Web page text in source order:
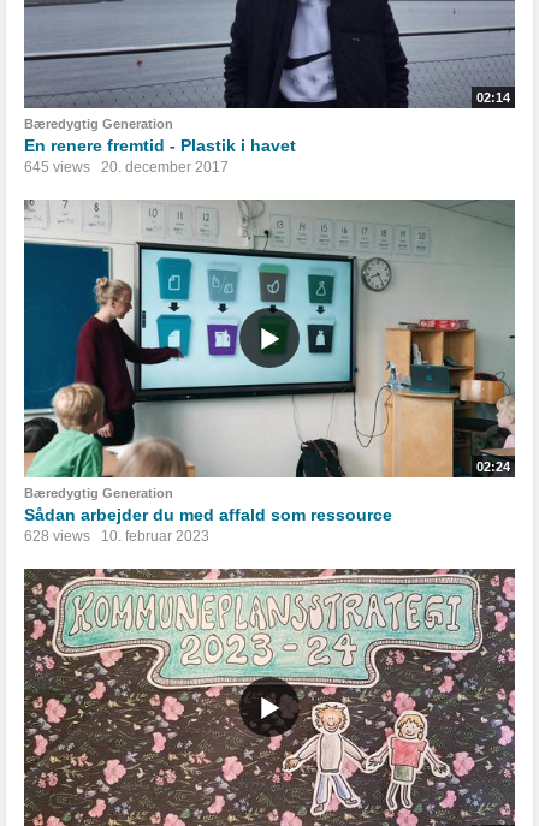
02:14
Bæredygtig Generation
En renere fremtid - Plastik i havet
645 views 20. december 2017
02:24
Bæredygtig Generation
Sådan arbejder du med affald som ressource
628 views 10. februar 2023